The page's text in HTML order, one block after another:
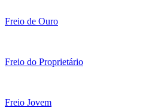
Freio de Ouro
Freio do Proprietário
Freio Jovem